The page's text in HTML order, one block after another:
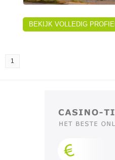
BEKIJK VOLLEDIG PROFIEL
1